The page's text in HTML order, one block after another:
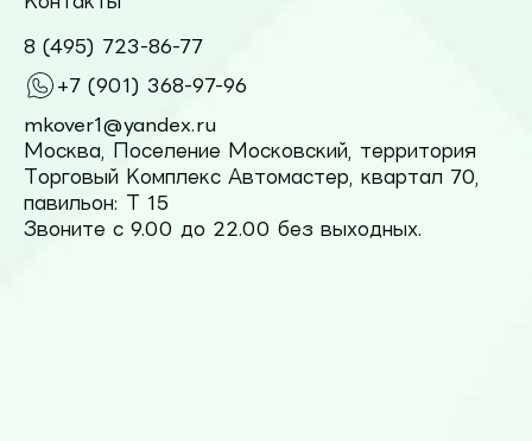
8 (495) 723-86-77
+7 (901) 368-97-96
mkover1@yandex.ru
Москва, Поселение Московский, территория
Торговый Комплекс Автомастер, квартал 70,
павильон: Т 15
Звоните с 9.00 до 22.00 без выходных.